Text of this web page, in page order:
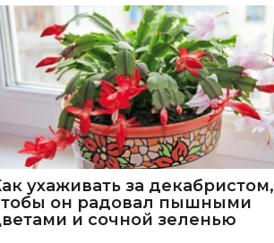
ухаживать за декабристом,
он радовал пышными
и сочной зеленью